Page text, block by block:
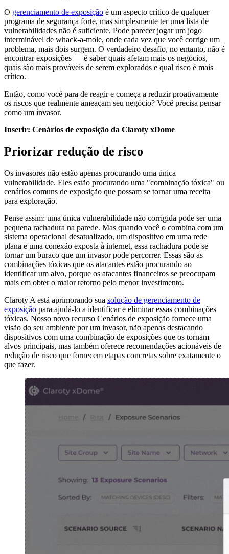
O gerenciamento de exposição é um aspecto crítico de qualquer
programa de segurança forte, mas simplesmente ter uma lista de
vulnerabilidades não é suficiente. Pode parecer jogar um jogo
interminável de whack-a-mole, onde cada vez que você corrige um
problema, mais dois surgem. O verdadeiro desafio, no entanto, não é
encontrar exposições — é saber quais afetam mais os negócios,
quais são mais prováveis de serem explorados e qual risco é mais
crítico.
Então, como você para de reagir e começa a reduzir proativamente
os riscos que realmente ameaçam seu negócio? Você precisa pensar
como um invasor.
Inserir: Cenários de exposição da Claroty xDome
Priorizar redução de risco
Os invasores não estão apenas procurando uma única
vulnerabilidade. Eles estão procurando uma "combinação tóxica" ou
cenários comuns de exposição que possam se tornar uma receita
para exploração.
Pense assim: uma única vulnerabilidade não corrigida pode ser uma
pequena rachadura na parede. Mas quando você o combina com um
sistema operacional desatualizado, um dispositivo em uma rede
plana e uma conexão exposta à internet, essa rachadura pode se
tornar um buraco que um invasor pode percorrer. Essas são as
combinações tóxicas que os atacantes estão procurando ao
identificar um alvo, porque os atacantes financeiros se preocupam
mais em obter o maior retorno pelo menor investimento.
Claroty A está aprimorando sua solução de gerenciamento de
exposição para ajudá-lo a identificar e eliminar essas combinações
tóxicas. Nosso novo recurso Cenários de exposição fornece uma
visão do seu ambiente por um invasor, não apenas destacando
dispositivos com uma combinação de exposições que os tornam
alvos principais, mas também oferece recomendações acionáveis de
redução de risco que fornecem etapas concretas sobre exatamente o
que fazer.